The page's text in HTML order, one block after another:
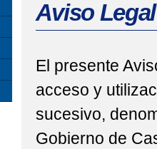
Aviso Legal
El presente
acceso y
sucesivo,
Gobierno de